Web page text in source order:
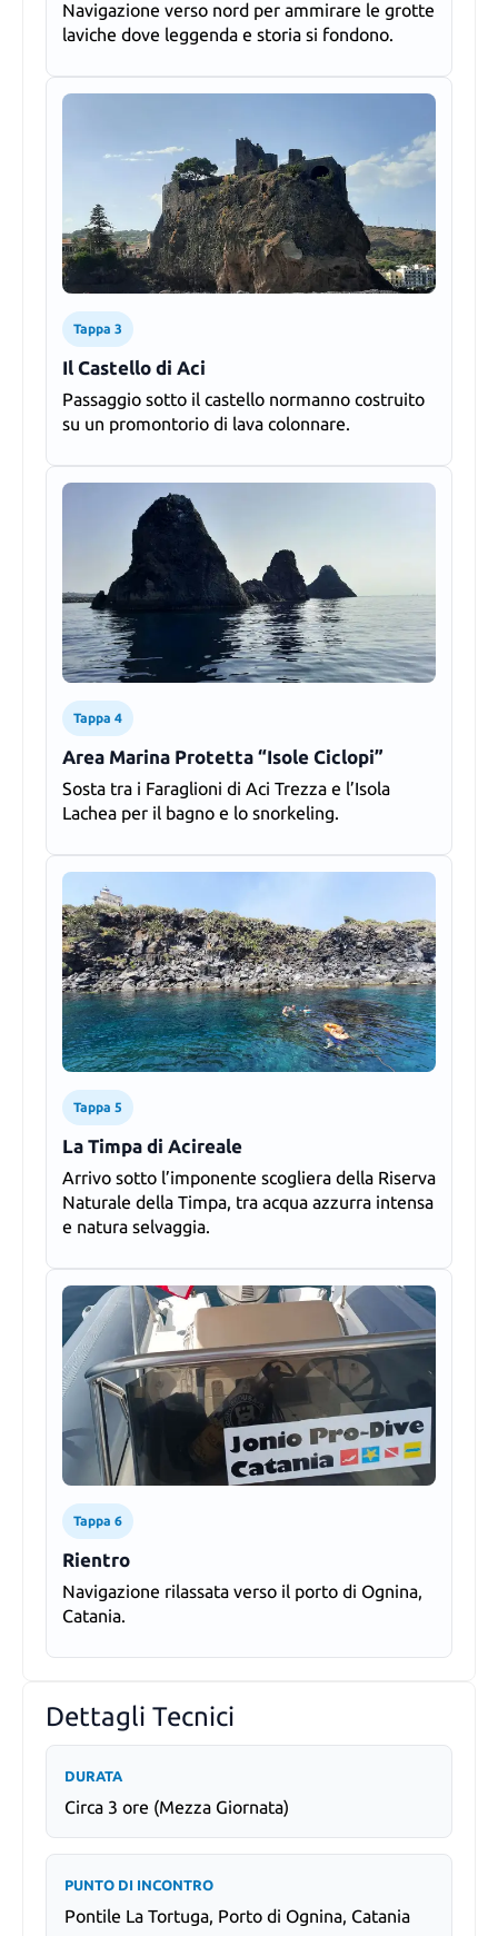
Navigazione verso nord per ammirare le grotte
laviche dove leggenda e storia si fondono.
Tappa 3
Il Castello di Aci
Passaggio sotto il castello normanno costruito
su un promontorio di lava colonnare.
Tappa 4
Area Marina Protetta “Isole Ciclopi”
Sosta tra i Faraglioni di Aci Trezza e l’Isola
Lachea per il bagno e lo snorkeling.
Tappa 5
La Timpa di Acireale
Arrivo sotto l’imponente scogliera della Riserva
Naturale della Timpa, tra acqua azzurra intensa
e natura selvaggia.
Tappa 6
Rientro
Navigazione rilassata verso il porto di Ognina,
Catania.
Dettagli Tecnici
DURATA
Circa 3 ore (Mezza Giornata)
PUNTO DI INCONTRO
Pontile La Tortuga, Porto di Ognina, Catania